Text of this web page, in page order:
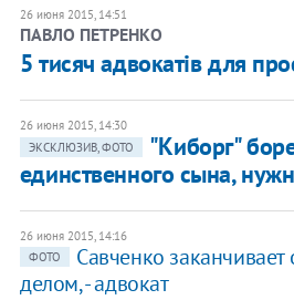
26 июня 2015, 14:51
ПАВЛО ПЕТРЕНКО
5 тисяч адвокатів для
26 июня 2015, 14:30
ЭКСКЛЮЗИВ, ФОТО
"Киборг"
единственного сына,
26 июня 2015, 14:16
ФОТО
Савченко
делом, - адвокат